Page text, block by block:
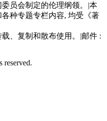
员会制定的伦理纲领。
|本
种专题专栏内容, 均受《著
、复制和散布使用。
|邮件 :